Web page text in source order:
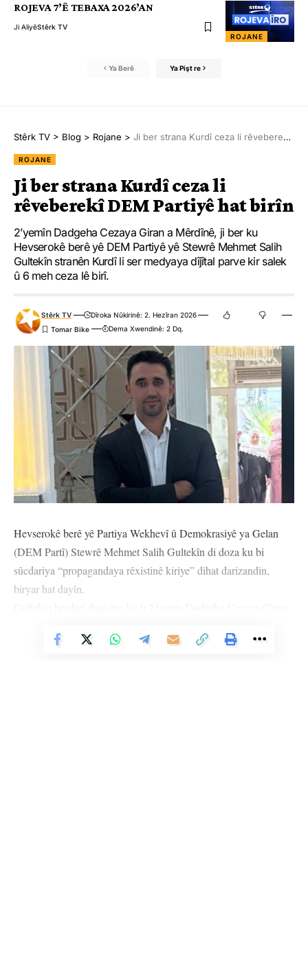
ROJANE
ROJEVA 7’Ê TEBAXA 2026’AN
Ji AliyêStêrk TV
Ya Berê Ya Pişt re
Stêrk TV > Blog > Rojane > Ji ber strana Kurdî ceza li rêveberekî DEM Partiyê hat birîn
ROJANE
Ji ber strana Kurdî ceza li
rêveberekî DEM Partiyê hat birîn
2’yemîn Dadgeha Cezaya Giran a Mêrdînê, ji ber ku
Hevserokê berê yê DEM Partiyê yê Stewrê Mehmet Salih
Gultekîn stranên Kurdî li ser medyaya dîjîtal parve kir salek
û 6 meh ceza lê birî.
Stêrk TV
Dîroka Nûkirinê: 2. Hezîran 2026
Dema Xwendinê: 2 Dq.
Hevserokê berê yê Partiya Wekhevî û Demokrasiyê ya Gelan
(DEM Partî) Stewrê Mehmet Salih Gultekîn di doza ku bi
sûcdariya “propagandaya rêxistinê kiriye” dihat darizandin,
biryar hat dayîn.
tepîtkirina nasnameyê, şandeya dadgehê salek û 6 meh ceza li
Vê Nûçeyê Bixwîne